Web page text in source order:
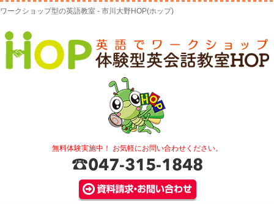
ワークショップ型の英語教室 - 市川大野HOP(ホップ)
無料体験実施中！ お気軽にお問い合わせください。